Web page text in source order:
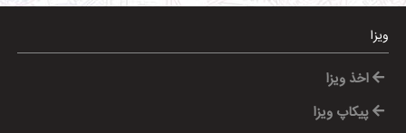
ویزا
اخذ ویزا
پیکاپ ویزا